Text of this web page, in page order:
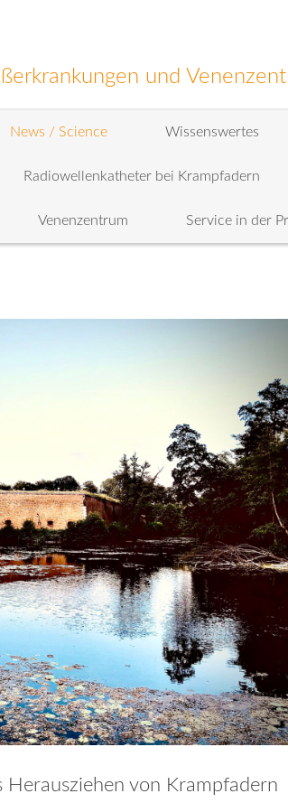
und
News / Science Wissenswertes
Radiowellenkatheter bei Krampfadern
Venenzentrum Service in der
Herausziehen von Krampfadern